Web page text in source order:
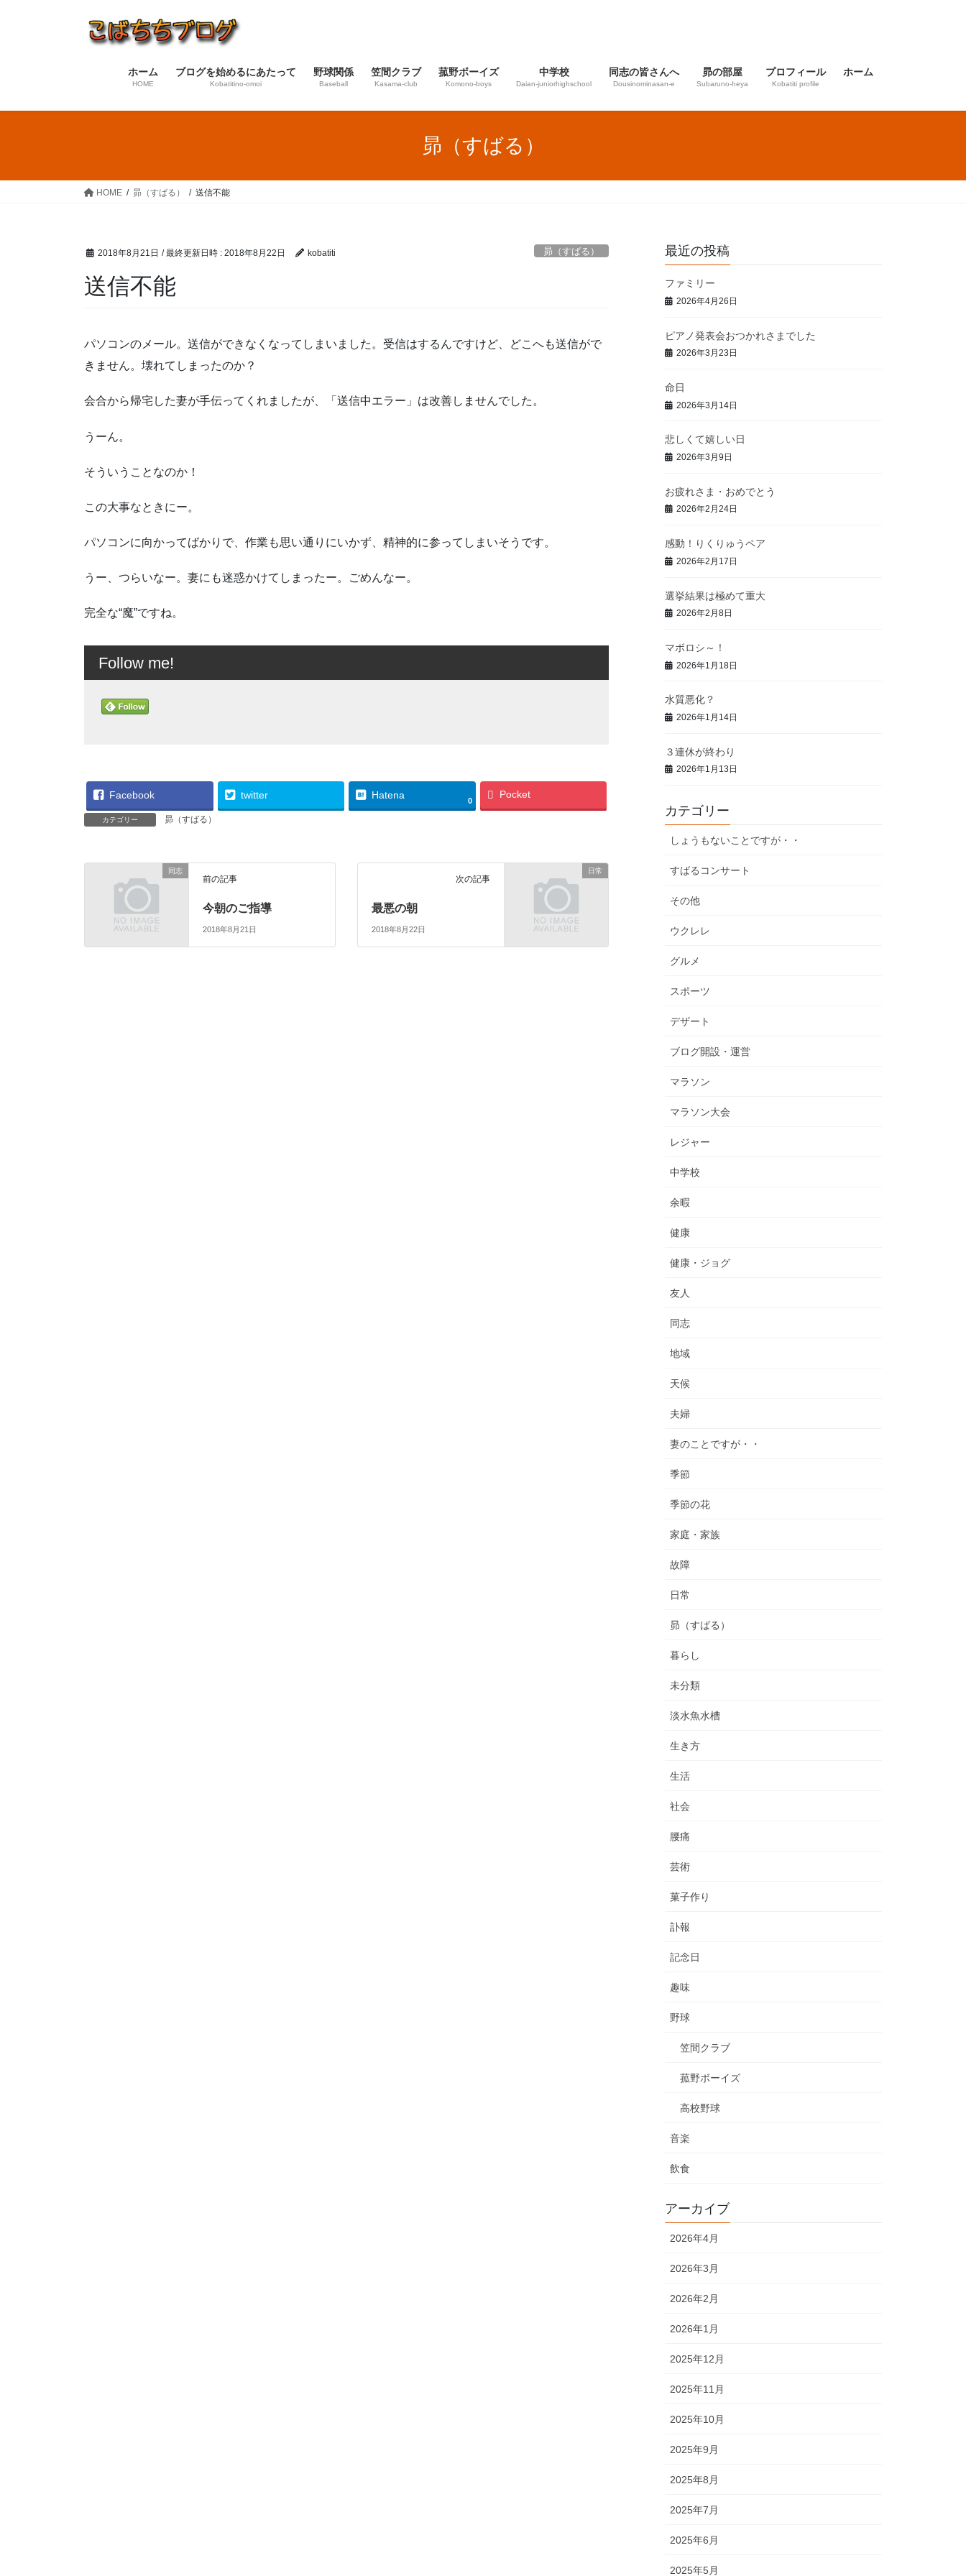
ス
ン
ホーム
HOME
ブログを始めるにあたって
Kobatitino-omoi
野球関係
Baseball
笠間クラブ
Kasama-club
菰野ボーイズ
Komono-boys
中学校
Daian‐juniorhighschool
同志の皆さんへ
Dousinominasan-e
昴の部屋
Subaruno-heya
プロフィール
Kobatiti profile
ホーム
昴（すばる）
HOME 昴（すばる） 送信不能
2018年8月21日 / 最終更新日時 : 2018年8月22日 kobatiti 昴（すばる）
送信不能
パソコンのメール。送信ができなくなってしまいました。受信はするんですけど、どこへも送信がで
きません。壊れてしまったのか？
会合から帰宅した妻が手伝ってくれましたが、「送信中エラー」は改善しませんでした。
うーん。
そういうことなのか！
この大事なときにー。
パソコンに向かってばかりで、作業も思い通りにいかず、精神的に参ってしまいそうです。
うー、つらいなー。妻にも迷惑かけてしまったー。ごめんなー。
完全な“魔”ですね。
Follow me!
Facebook twitter Hatena 0
Pocket
カテゴリー 昴（すばる）
同志
前の記事
今朝のご指導
2018年8月21日
日常
次の記事
最悪の朝
2018年8月22日
最近の投稿
ファミリー
2026年4月26日
ピアノ発表会おつかれさまでした
2026年3月23日
命日
2026年3月14日
悲しくて嬉しい日
2026年3月9日
お疲れさま・おめでとう
2026年2月24日
感動！りくりゅうペア
2026年2月17日
選挙結果は極めて重大
2026年2月8日
マボロシ～！
2026年1月18日
水質悪化？
2026年1月14日
３連休が終わり
2026年1月13日
カテゴリー
しょうもないことですが・・
すばるコンサート
その他
ウクレレ
グルメ
スポーツ
デザート
ブログ開設・運営
マラソン
マラソン大会
レジャー
中学校
余暇
健康
健康・ジョグ
友人
同志
地域
天候
夫婦
妻のことですが・・
季節
季節の花
家庭・家族
故障
日常
昴（すばる）
暮らし
未分類
淡水魚水槽
生き方
生活
社会
腰痛
芸術
菓子作り
訃報
記念日
趣味
野球
笠間クラブ
菰野ボーイズ
高校野球
音楽
飲食
アーカイブ
2026年4月
2026年3月
2026年2月
2026年1月
2025年12月
2025年11月
2025年10月
2025年9月
2025年8月
2025年7月
2025年6月
2025年5月